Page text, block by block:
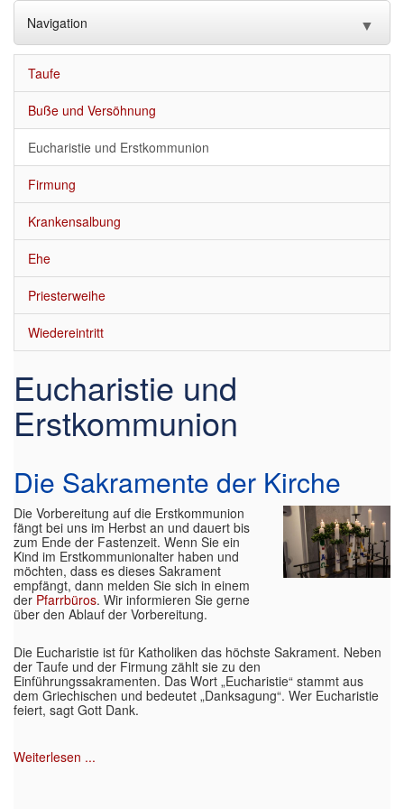
Navigation ▼
** Neue Homepage https://katholisch-in-bergheim-sued.de **
Newsletter
Taufe
Buße und Versöhnung
Eucharistie und Erstkommunion
Firmung
Krankensalbung
Ehe
Priesterweihe
Wiedereintritt
Eucharistie und
Erstkommunion
Die Sakramente der Kirche
Die Vorbereitung auf die Erstkommunion
fängt bei uns im Herbst an und dauert bis
zum Ende der Fastenzeit. Wenn Sie ein
Kind im Erstkommunionalter haben und
möchten, dass es dieses Sakrament
empfängt, dann melden Sie sich in einem
der Pfarrbüros. Wir informieren Sie gerne
über den Ablauf der Vorbereitung.
Die Eucharistie ist für Katholiken das höchste Sakrament. Neben
der Taufe und der Firmung zählt sie zu den
Einführungssakramenten. Das Wort „Eucharistie“ stammt aus
dem Griechischen und bedeutet „Danksagung“. Wer Eucharistie
feiert, sagt Gott Dank.
Weiterlesen ...